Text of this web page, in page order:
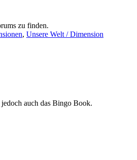
zu finden.
, Unsere Welt / Dimension
auch das Bingo Book.